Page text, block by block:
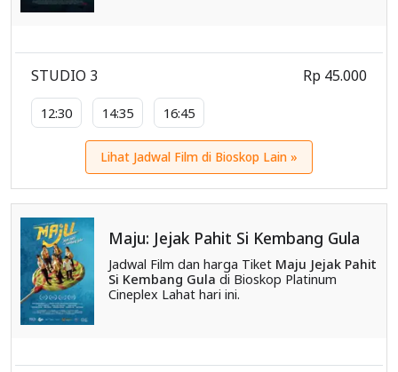
STUDIO 3
12:30 14:35 16:45
Rp 45.000
Lihat Jadwal Film di Bioskop Lain »
Maju: Jejak Pahit Si Kembang Gula
Jadwal Film dan harga Tiket Maju Jejak Pahit
Si Kembang Gula di Bioskop Platinum
Cineplex Lahat hari ini.